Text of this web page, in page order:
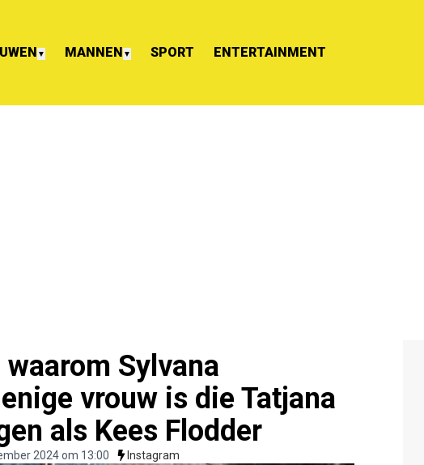
▼ MANNEN ▼ SPORT ENTERTAINMENT
Sylvana
vrouw is die Tatjana
als Kees Flodder
2024 om 13:00 Instagram